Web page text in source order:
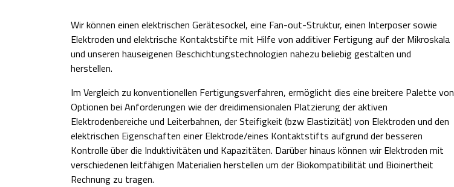
Wir können einen elektrischen Gerätesockel, eine Fan-out-Struktur, einen Interposer sowie
Elektroden und elektrische Kontaktstifte mit Hilfe von additiver Fertigung auf der Mikroskala
und unseren hauseigenen Beschichtungstechnologien nahezu beliebig gestalten und
herstellen.
Im Vergleich zu konventionellen Fertigungsverfahren, ermöglicht dies eine breitere Palette von
Optionen bei Anforderungen wie der dreidimensionalen Platzierung der aktiven
Elektrodenbereiche und Leiterbahnen, der Steifigkeit (bzw Elastizität) von Elektroden und den
elektrischen Eigenschaften einer Elektrode/eines Kontaktstifts aufgrund der besseren
Kontrolle über die Induktivitäten und Kapazitäten. Darüber hinaus können wir Elektroden mit
verschiedenen leitfähigen Materialien herstellen um der Biokompatibilität und Bioinertheit
Rechnung zu tragen.